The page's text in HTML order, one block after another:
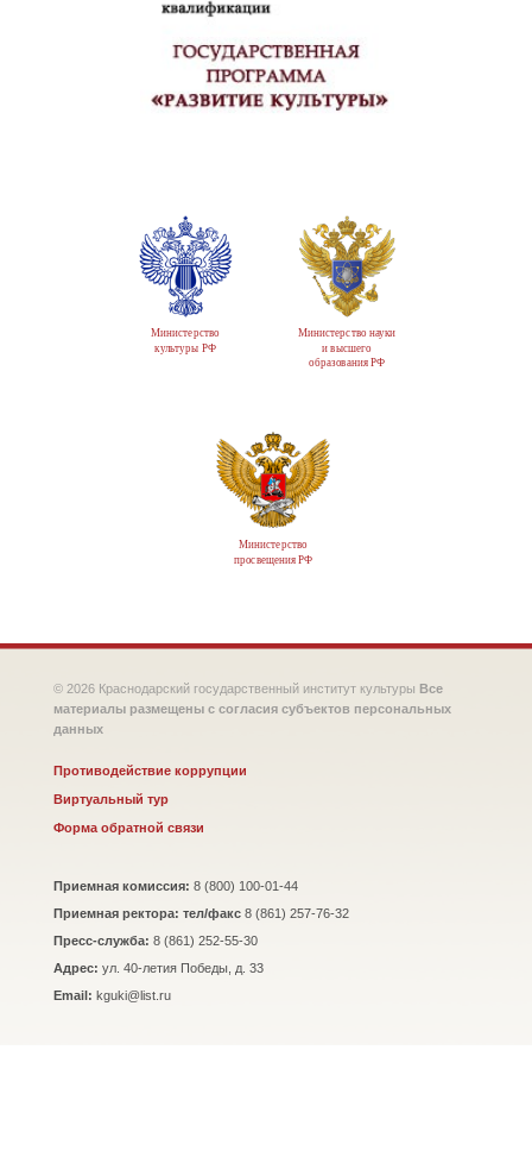
Министерство
культуры РФ
Министерство науки
и высшего
образования РФ
Министерство
просвещения РФ
© 2026 Краснодарский государственный институт культуры Все
материалы размещены с согласия субъектов персональных
данных
Противодействие коррупции
Виртуальный тур
Форма обратной связи
Приемная комиссия: 8 (800) 100-01-44
Приемная ректора: тел/факс 8 (861) 257-76-32
Пресс-служба: 8 (861) 252-55-30
Адрес: ул. 40-летия Победы, д. 33
Email: kguki@list.ru